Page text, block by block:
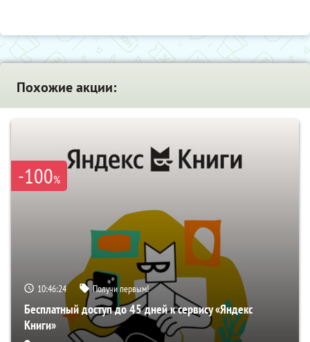
Похожие акции:
-100%
10:46:23 Получи первым!
Бесплатный доступ до 45 дней к сервису «Яндекс
Книги»